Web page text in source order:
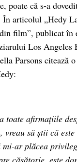
poate că s-a
În articolul „Hedy
film”, publicat în
Los Angeles
Parsons citează
toate afirmațiile
vreau să știi că
mi-ar plăcea
căsătorie, este